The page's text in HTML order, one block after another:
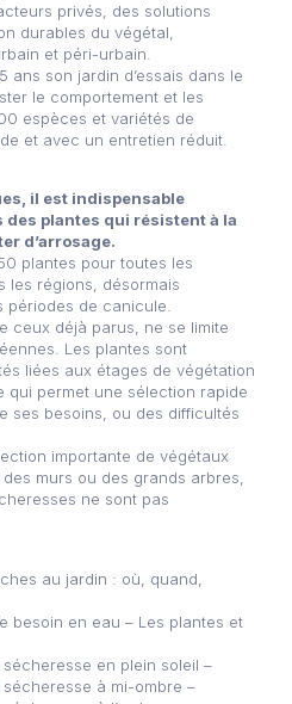
privés, des solutions
durables du végétal,
et péri-urbain.
ans son jardin d’essais dans le
le comportement et les
espèces et variétés de
et avec un entretien réduit.
il est indispensable
des plantes qui résistent à la
d’arrosage.
plantes pour toutes les
les régions, désormais
de canicule.
ceux déjà parus, ne se limite
Les plantes sont
liées aux étages de végétation
qui permet une sélection rapide
ses besoins, ou des difficultés
importante de végétaux
murs ou des grands arbres,
ne sont pas
au jardin : où, quand,
besoin en eau – Les plantes et
en plein soleil –
à mi-ombre –